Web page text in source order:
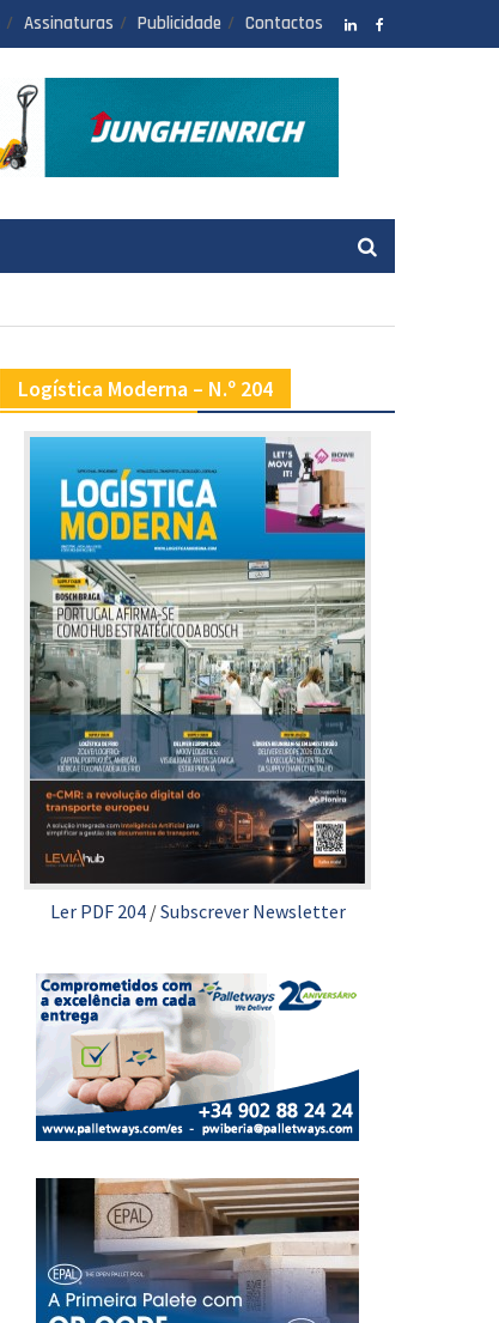
Assinaturas Publicidade Contactos
Logística Moderna – N.º 204
Ler PDF 204/Subscrever Newsletter